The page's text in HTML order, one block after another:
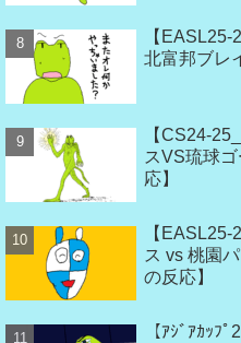
【
北富邦ブレ
【CS24-
スVS琉球
応】
【
ス vs 桃園
の反応】
【ｱｼﾞｱｶｯﾌ